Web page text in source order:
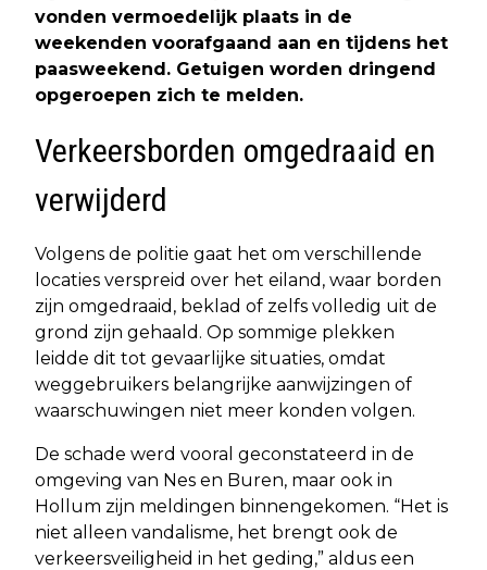
vonden vermoedelijk plaats in de
weekenden voorafgaand aan en tijdens het
paasweekend. Getuigen worden dringend
opgeroepen zich te melden.
Verkeersborden omgedraaid en
verwijderd
Volgens de politie gaat het om verschillende
locaties verspreid over het eiland, waar borden
zijn omgedraaid, beklad of zelfs volledig uit de
grond zijn gehaald. Op sommige plekken
leidde dit tot gevaarlijke situaties, omdat
weggebruikers belangrijke aanwijzingen of
waarschuwingen niet meer konden volgen.
De schade werd vooral geconstateerd in de
omgeving van Nes en Buren, maar ook in
Hollum zijn meldingen binnengekomen. “Het is
niet alleen vandalisme, het brengt ook de
verkeersveiligheid in het geding,” aldus een